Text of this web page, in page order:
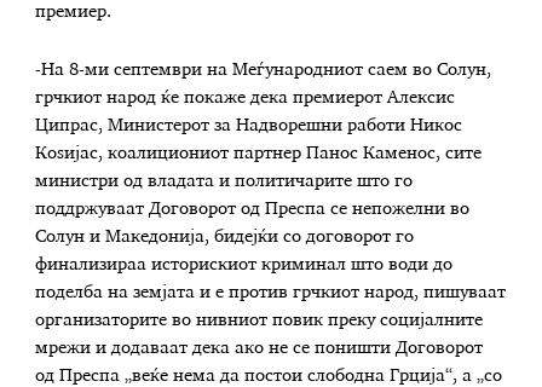
премиер.
-На 8-ми септември на Меѓународниот саем во Солун,
грчкиот народ ќе покаже дека премиерот Алексис
Ципрас, Министерот за Надворешни работи Никос
Коѕијас, коалициониот партнер Панос Каменос, сите
министри од владата и политичарите што го
поддржуваат Договорот од Преспа се непожелни во
Солун и Македонија, бидејќи со договорот го
финализираа историскиот криминал што води до
поделба на земјата и е против грчкиот народ, пишуваат
организаторите во нивниот повик преку социјалните
мрежи и додаваат дека ако не се поништи Договорот
од Преспа „веќе нема да постои слободна Грција“, а „со